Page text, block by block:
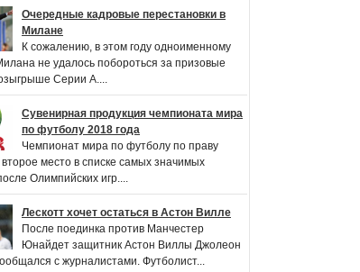
Очередные кадровые перестановки в
Милане
К сожалению, в этом году одноименному
не удалось побороться за призовые
Серии А....
Сувенирная продукция чемпионата мира
по футболу 2018 года
Чемпионат мира по футболу по праву
место в списке самых значимых
Олимпийских игр....
Лескотт хочет остаться в Астон Вилле
После поединка против Манчестер
Юнайдет защитник Астон Виллы Джолеон
с журналистами. Футболист...